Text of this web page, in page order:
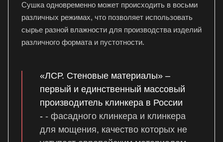
Сушка одновременно может происходить в восьми
различных режимах, что позволяет использовать
сырье разной влажности для производства изделий
различного формата и пустотности.
«ЛСР. Стеновые материалы» –
первый и единственный массовый
производитель клинкера в России
- - фасадного клинкера и клинкера
для мощения, качество которых не